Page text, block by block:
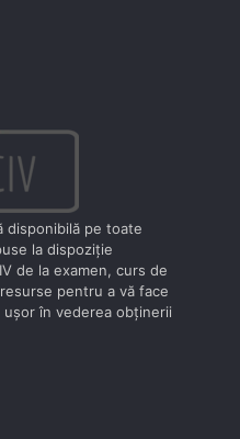
disponibilă pe toate
la dispoziţie
de la examen, curs de
pentru a vă face
în vederea obţinerii